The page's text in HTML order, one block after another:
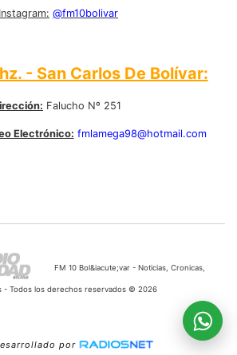
Instagram: @fm10bolivar
- San Carlos De Bolívar:
Falucho Nº 251
Electrónico: fmlamega98@hotmail.com
FM 10 Bol&iacute;var - Noticias, Cronicas,
- Todos los derechos reservados © 2026
por